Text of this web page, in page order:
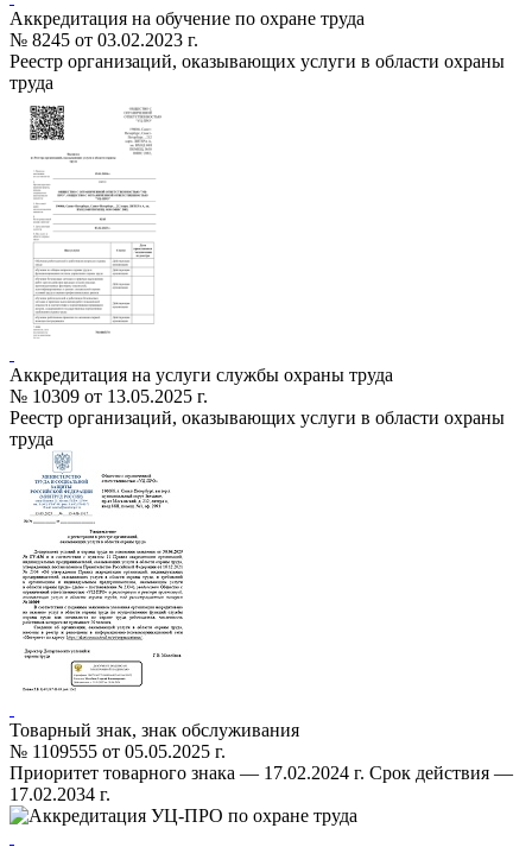
Аккредитация на обучение по охране труда
№ 8245 от 03.02.2023 г.
Реестр организаций, оказывающих услуги в области охраны
труда
Аккредитация на услуги службы охраны труда
№ 10309 от 13.05.2025 г.
Реестр организаций, оказывающих услуги в области охраны
труда
Товарный знак, знак обслуживания
№ 1109555 от 05.05.2025 г.
Приоритет товарного знака — 17.02.2024 г. Срок действия —
17.02.2034 г.